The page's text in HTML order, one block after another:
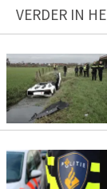
VERDER IN